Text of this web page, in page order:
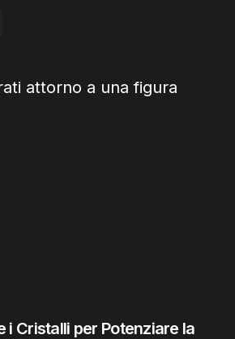
i Cristalli per Potenziare la